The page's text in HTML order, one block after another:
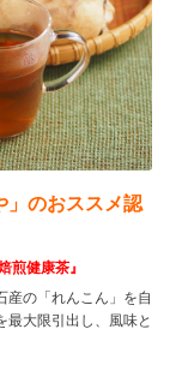
」のおススメ認
煎健康茶』
の「れんこん」を自
最大限引出し、風味と